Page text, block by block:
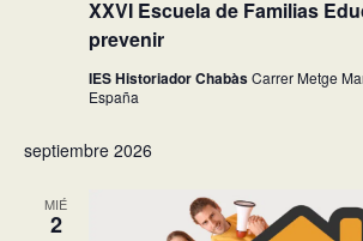
XXVI Escuela de Familias
prevenir
IES Historiador ChabàsCarrer Metge
España
septiembre 2026
MIÉ
2